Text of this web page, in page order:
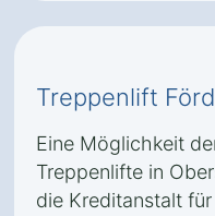
Treppenlift
Eine Möglichkeit
Treppenlifte in
die Kreditanstalt